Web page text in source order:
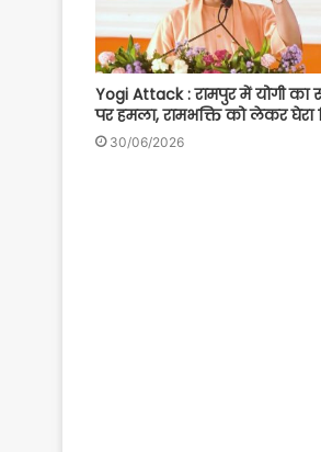
Yogi Attack : रामपुर में योगी का
पर हमला, रामभक्ति को लेकर घेरा
30/06/2026